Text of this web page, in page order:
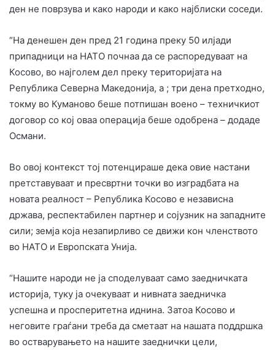
ден не поврзува и како народи и како најблиски соседи.
“На денешен ден пред 21 година преку 50 илјади
припадници на НАТО почнаа да се распоредуваат на
Косово, во најголем дел преку територијата на
Република Северна Македонија, а ; три дена претходно,
токму во Куманово беше потпишан воено – техничкиот
договор со кој оваа операција беше одобрена – додаде
Османи.
Во овој контекст тој потенцираше дека овие настани
претставуваат и пресвртни точки во изградбата на
новата реалност – Република Косово е независна
држава, респектабилен партнер и сојузник на западните
сили; земја која незапирливо се движи кон членството
во НАТО и Европската Унија.
“Нашите народи не ја споделуваат само заедничката
историја, туку ја очекуваат и нивната заедничка
успешна и просперитетна иднина. Затоа Косово и
неговите граѓани треба да сметаат на нашата поддршка
во остварувањето на нашите заеднички цели,